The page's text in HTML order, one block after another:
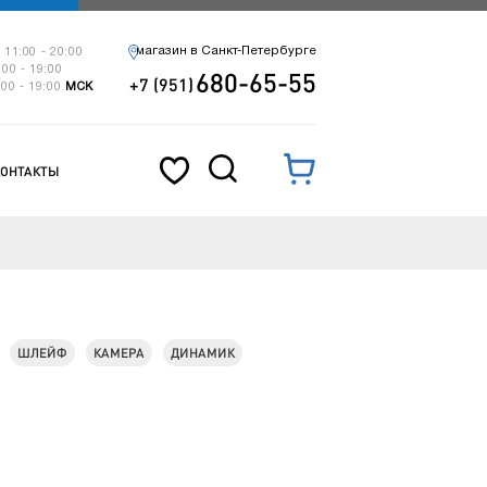
11:00 - 20:00
- 19:00
- 19:00
МСК
магазин в Санкт-Петербурге
+7 (951)680-65-55
ШЛЕЙФ КАМЕРА ДИНАМИК